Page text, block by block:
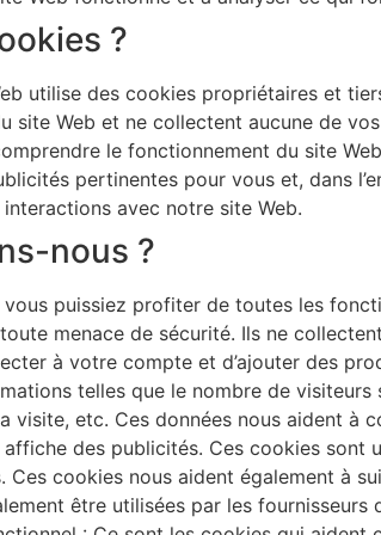
?
utilise des cookies propriétaires et
site Web et ne collectent aucune de
le fonctionnement du site
pertinentes pour vous et, dans
avec notre site Web.
nous ?
puissiez profiter de toutes les
menace de sécurité. Ils ne
à votre compte et d’ajouter des
telles que le nombre de
etc. Ces données nous aident à
des publicités. Ces cookies sont
cookies nous aident également à
être utilisées par les